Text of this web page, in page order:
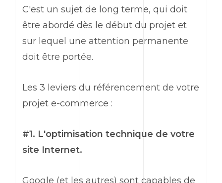
C'est un sujet de long terme, qui doit
être abordé dès le début du projet et
sur lequel une attention permanente
doit être portée.
Les 3 leviers du référencement de votre
projet e-commerce :
#1. L'optimisation technique de votre
site Internet.
Google (et les autres) sont capables de